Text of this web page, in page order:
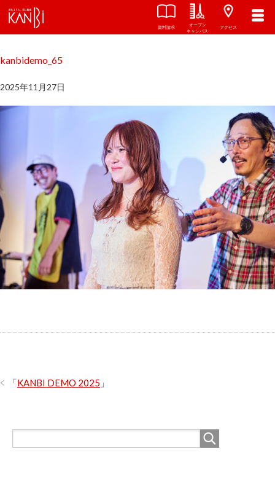
アクセス
オープン
キャンパス
資料請求
関西美容専門学校
kanbidemo_65
2025年11月27日
「KANBI DEMO 2025 」